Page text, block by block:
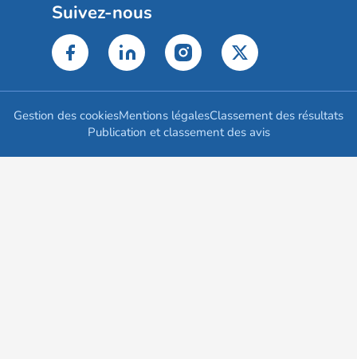
Suivez-nous
Gestion des cookiesMentions légalesClassement des résultats
Publication et classement des avis